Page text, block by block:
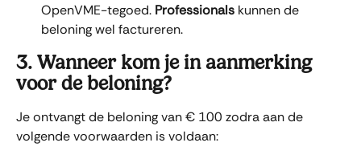
OpenVME-tegoed. Professionals kunnen de
beloning wel factureren.
3. Wanneer kom je in aanmerking
voor de beloning?
Je ontvangt de beloning van € 100 zodra aan de
volgende voorwaarden is voldaan: